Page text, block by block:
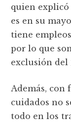
quien explicó
es en su
tiene
por lo que
exclusión del
Además, con
cuidados no
todo en los